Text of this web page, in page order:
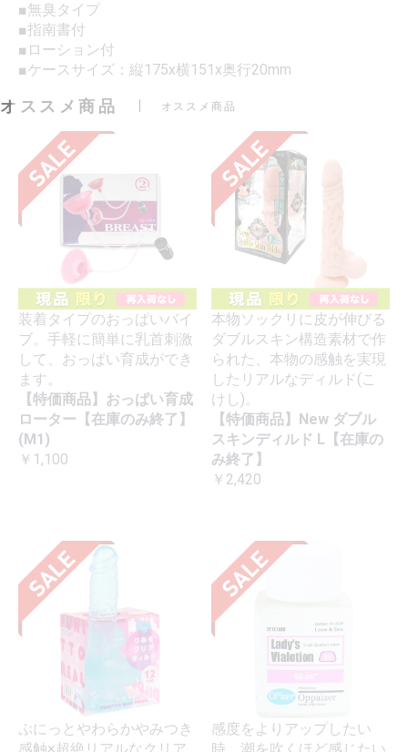
■無臭タイプ
■指南書付
■ローション付
■ケースサイズ：縦175x横151x奥行20mm
オススメ商品 オススメ商品
装着タイプのおっぱいバイ
ブ。手軽に簡単に乳首刺激
して、おっぱい育成ができ
ます。
【特価商品】おっぱい育成
ローター【在庫のみ終了】
(M1)
￥1,100
本物ソックリに皮が伸びる
ダブルスキン構造素材で作
られた、本物の感触を実現
したリアルなディルド(こ
けし)。
【特価商品】New ダブル
スキンディルド L【在庫の
み終了】
￥2,420
ぷにっとやわらかやみつき
感度をよりアップしたい